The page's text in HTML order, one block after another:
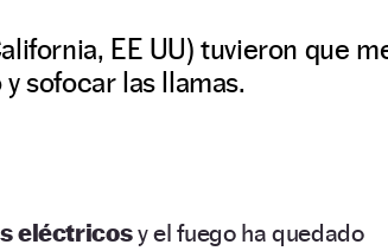
EE UU) tuvieron que
sofocar las llamas.
eléctricosy el fuego ha quedado